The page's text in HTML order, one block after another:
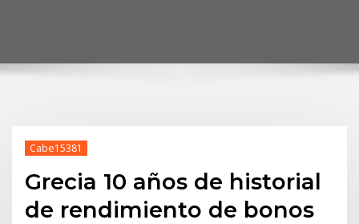
Cabe15381
Grecia 10 años de historial
de rendimiento de bonos